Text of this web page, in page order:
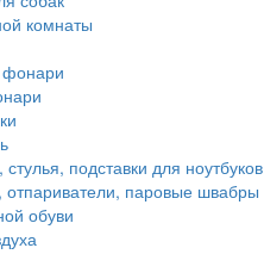
комнаты
подставки для ноутбуков
отпариватели, паровые швабры
обуви